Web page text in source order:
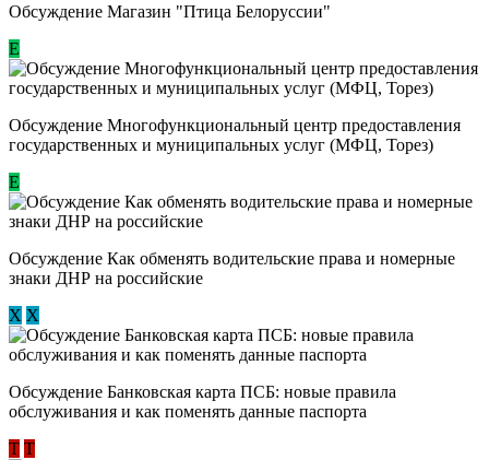
Обсуждение Магазин "Птица Белоруссии"
Е
Обсуждение Многофункциональный центр предоставления
государственных и муниципальных услуг (МФЦ, Торез)
E
Обсуждение ​Как обменять водительские права и номерные
знаки ДНР на российские
Х Х
Обсуждение ​Банковская карта ПСБ: новые правила
обслуживания и как поменять данные паспорта
Т Т